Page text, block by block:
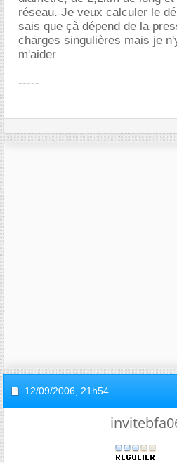
réseau. Je veux calculer le
sais que çà dépend de la
charges singulières mais je
m'aider
-----
12/09/2006, 21h54